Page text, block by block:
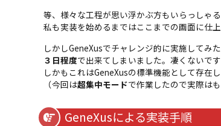
等、様々な工程が思い浮かぶ方もいらっしゃる
私も実装を始めるまではここまでの画面に仕
しかしGeneXusでチャレンジ的に実施してみ
３日程度で出来てしまいました。凄くないで
しかもこれはGeneXusの標準機能として存在
（今回は超集中モードで作業したので実際は
GeneXusによる実装手順